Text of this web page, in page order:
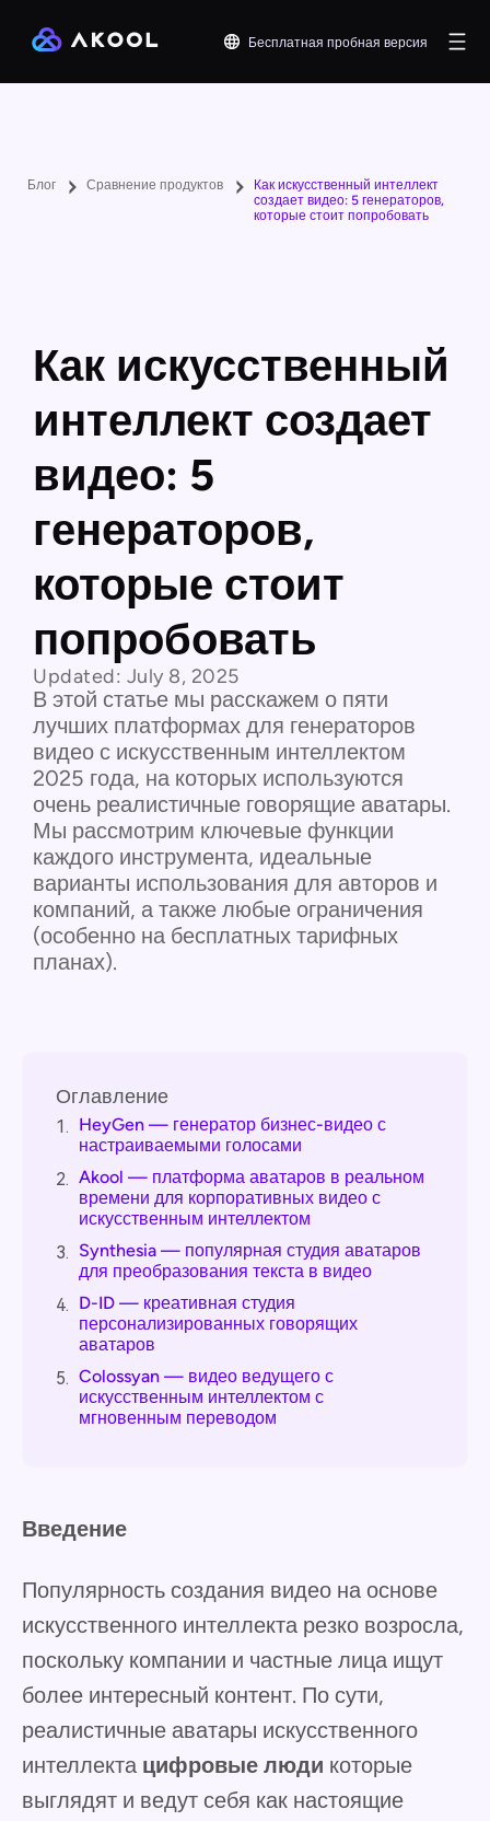
Бесплатная пробная версия
Блог Сравнение продуктов
Как искусственный интеллект
создает видео: 5 генераторов,
которые стоит попробовать
Как искусственный
интеллект создает
видео: 5
генераторов,
которые стоит
попробовать
Updated: July 8, 2025
В этой статье мы расскажем о пяти
лучших платформах для генераторов
видео с искусственным интеллектом
2025 года, на которых используются
очень реалистичные говорящие аватары.
Мы рассмотрим ключевые функции
каждого инструмента, идеальные
варианты использования для авторов и
компаний, а также любые ограничения
(особенно на бесплатных тарифных
планах).
Оглавление
1. HeyGen — генератор бизнес-видео с
настраиваемыми голосами
2. Akool — платформа аватаров в реальном
времени для корпоративных видео с
искусственным интеллектом
3. Synthesia — популярная студия аватаров
для преобразования текста в видео
4. D-ID — креативная студия
персонализированных говорящих
аватаров
5. Colossyan — видео ведущего с
искусственным интеллектом с
мгновенным переводом
Введение
Популярность создания видео на основе
искусственного интеллекта резко возросла,
поскольку компании и частные лица ищут
более интересный контент. По сути,
реалистичные аватары искусственного
интеллекта цифровые люди которые
выглядят и ведут себя как настоящие